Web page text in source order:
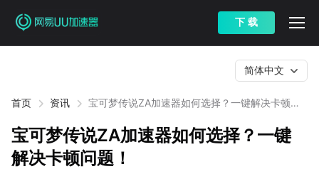
下 载
首页 资讯
宝可梦传说ZA加速器如何选择？一键解决卡顿问
简体中文
宝可梦传说ZA加速器如何选择？一键
解决卡顿问题！